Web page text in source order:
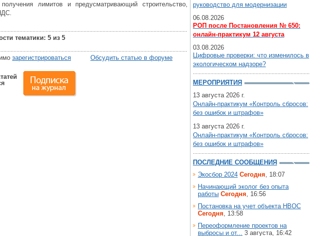
лимитов и предусматривающий строительство,
тематики: 5 из 5
зарегистрироваться Обсудить статью в форуме
руководство для модернизации
06.08.2026
РОП после Постановления № 650:
онлайн-практикум 12 августа
03.08.2026
Цифровые проверки: что изменилось в
экологическом надзоре?
МЕРОПРИЯТИЯ
13 августа 2026 г.
Онлайн-практикум «Контроль сбросов:
без ошибок и штрафов»
13 августа 2026 г.
Онлайн-практикум «Контроль сбросов:
без ошибок и штрафов»
ПОСЛЕДНИЕ СООБЩЕНИЯ
Экосбор 2024 Сегодня, 18:07
Начинающий эколог без опыта
работы Сегодня, 16:56
Постановка на учет объекта НВОС
Сегодня, 13:58
Переоформление проектов на
выбросы и от... 3 августа, 16:42